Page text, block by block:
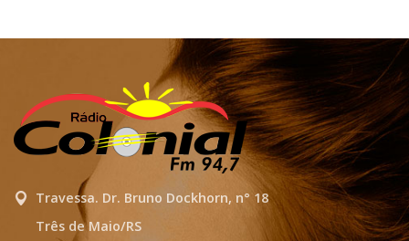
Travessa. Dr. Bruno Dockhorn, n° 18
Três de Maio/RS